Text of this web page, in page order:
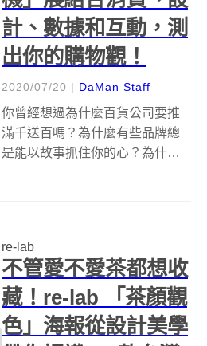
計、數據和互動，測
出你的購物觀！
2020/07/20 | DaMan Staff
你曾經想過為什麼百貨公司要推
滿千送百嗎？為什麼有些品牌總
是能以故事抓住你的心？為什麼
隊，策劃全台第一場以「當代消
費...
re-lab
不管愛不愛茶都想收
藏！re-lab 「茶顏觀
色」海報從設計美學